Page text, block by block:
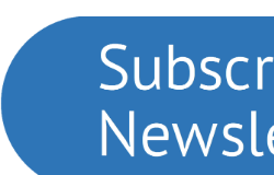
compromisso com o
automobilismo nacional
continua em 2026